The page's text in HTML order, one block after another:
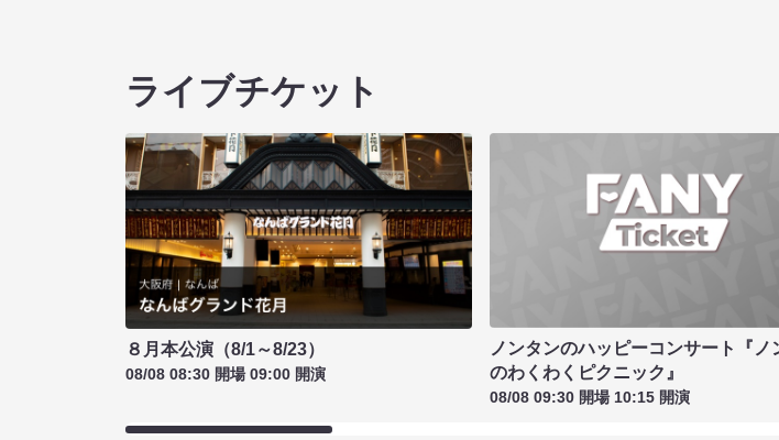
ライブチケット
８月本公演（8/1～8/23）
08/08 08:30 開場 09:00 開演
ノンタンのハッピーコンサート『ノ
のわくわくピクニック』
08/08 09:30 開場 10:15 開演